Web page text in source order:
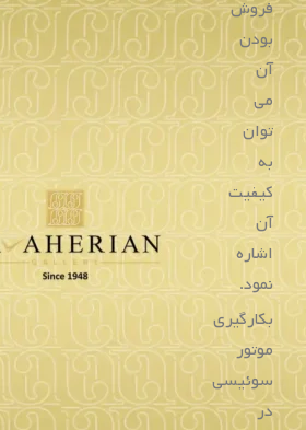
ساعت زنانه بالمن
322.1811.32.82
تماس بگیرید